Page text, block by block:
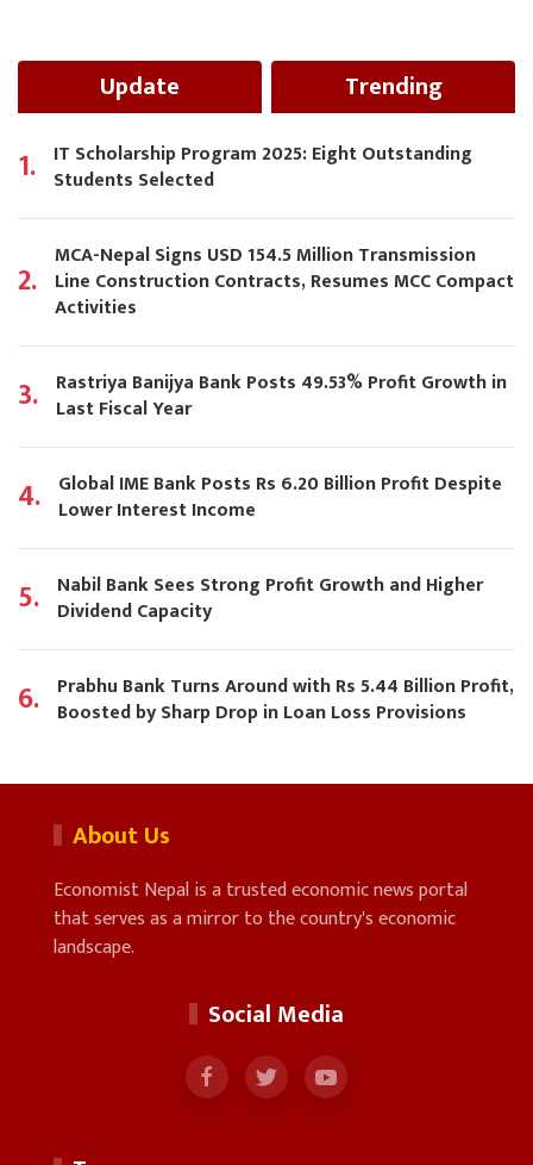
Update Trending
1. IT Scholarship Program 2025: Eight Outstanding
Students Selected
2.
MCA-Nepal Signs USD 154.5 Million Transmission
Line Construction Contracts, Resumes MCC Compact
Activities
3. Rastriya Banijya Bank Posts 49.53% Profit Growth in
Last Fiscal Year
4. Global IME Bank Posts Rs 6.20 Billion Profit Despite
Lower Interest Income
5. Nabil Bank Sees Strong Profit Growth and Higher
Dividend Capacity
6. Prabhu Bank Turns Around with Rs 5.44 Billion Profit,
Boosted by Sharp Drop in Loan Loss Provisions
About Us
Economist Nepal is a trusted economic news portal
that serves as a mirror to the country's economic
landscape.
Social Media